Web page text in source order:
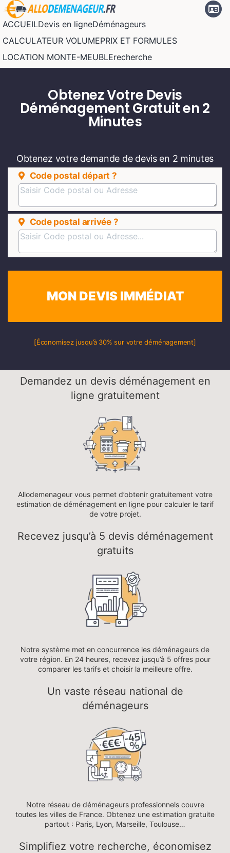
Passer
au
contenu
ACCUEILDevis en ligneDéménageurs
CALCULATEUR VOLUMEPRIX ET FORMULES
LOCATION MONTE-MEUBLErecherche
Obtenez Votre Devis
Déménagement Gratuit en 2
Minutes
Obtenez votre demande de devis en 2 minutes
Code postal départ ?
Code postal arrivée ?
MON DEVIS IMMÉDIAT
[Économisez jusqu’à 30% sur votre déménagement]
Demandez un devis déménagement en
ligne gratuitement
Allodemenageur vous permet d’obtenir gratuitement votre
estimation de déménagement en ligne pour calculer le tarif
de votre projet.
Recevez jusqu’à 5 devis déménagement
gratuits
Notre système met en concurrence les déménageurs de
votre région. En 24 heures, recevez jusqu’à 5 offres pour
comparer les tarifs et choisir la meilleure offre.
Un vaste réseau national de
déménageurs
Notre réseau de déménageurs professionnels couvre
toutes les villes de France. Obtenez une estimation gratuite
partout : Paris, Lyon, Marseille, Toulouse…
Simplifiez votre recherche, économisez